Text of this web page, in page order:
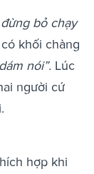
bỏ chạy
khối chàng
nói”. Lúc
người cứ
hợp khi